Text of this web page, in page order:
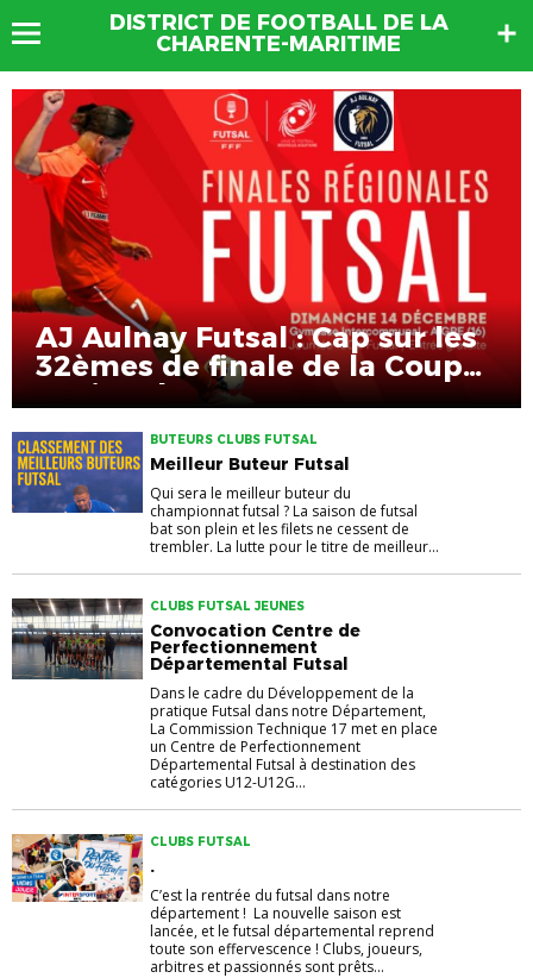
DISTRICT DE FOOTBALL DE LA
CHARENTE-MARITIME
AJ Aulnay Futsal : Cap sur les
32èmes de finale de la Coupe
Nationale !
BUTEURS CLUBS FUTSAL
Meilleur Buteur Futsal
Qui sera le meilleur buteur du
championnat futsal ? La saison de futsal
bat son plein et les filets ne cessent de
trembler. La lutte pour le titre de meilleur...
CLUBS FUTSAL JEUNES
Convocation Centre de
Perfectionnement
Départemental Futsal
Dans le cadre du Développement de la
pratique Futsal dans notre Département,
La Commission Technique 17 met en place
un Centre de Perfectionnement
Départemental Futsal à destination des
catégories U12-U12G...
CLUBS FUTSAL
.
C’est la rentrée du futsal dans notre
département ! La nouvelle saison est
lancée, et le futsal départemental reprend
toute son effervescence ! Clubs, joueurs,
arbitres et passionnés sont prêts...